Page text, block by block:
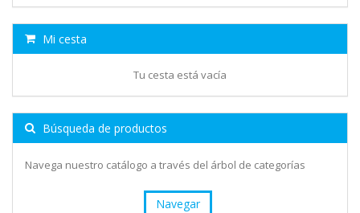
Mi cesta
Tu cesta está vacía
Búsqueda de productos
Navega nuestro catálogo a través del árbol de categorías
Navegar